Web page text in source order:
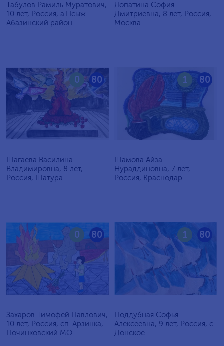
Табулов Рамиль Муратович,
10 лет, Россия, а.Псыж
Абазинский район
Лопатина София
Дмитриевна, 8 лет, Россия,
Москва
80
0
Шагаева Василина
Владимировна, 8 лет,
Россия, Шатура
80
1
Шамова Айза
Нураддиновна, 7 лет,
Россия, Краснодар
80
0
Захаров Тимофей Павлович,
10 лет, Россия, сп. Арзинка,
Починковский МО
80
1
Поддубная Софья
Алексеевна, 9 лет, Россия, c.
Донское